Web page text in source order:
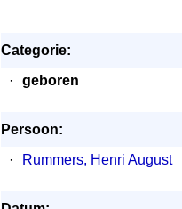
Categorie:
·
geboren
Persoon:
·
Rummers, Henri August